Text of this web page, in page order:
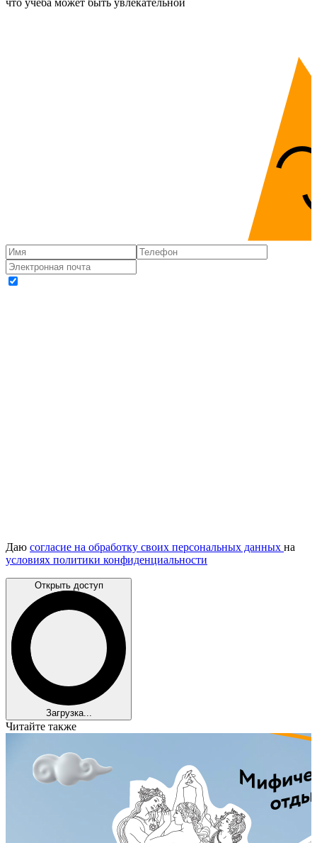
Даю согласие на обработку своих персональных данных на
условиях политики конфиденциальности
Открыть доступ
Загрузка...
Читайте также